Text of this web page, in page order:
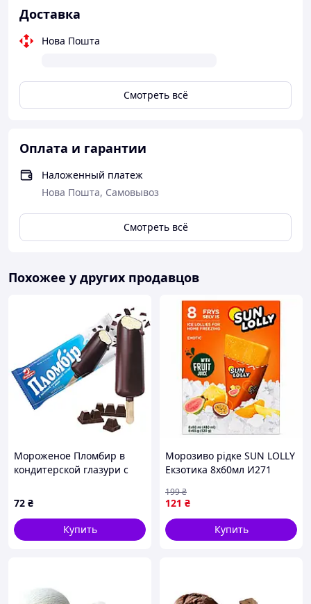
Доставка
Нова Пошта
Смотреть всё
Оплата и гарантии
Наложенный платеж
Нова Пошта, Самовывоз
Смотреть всё
Похожее у других продавцов
Мороженое Пломбир в
кондитерской глазури с
Арт.74470
72 ₴
Купить
Морозиво рідке SUN LOLLY
Екзотика 8х60мл И271
121 ₴
199₴
Купить